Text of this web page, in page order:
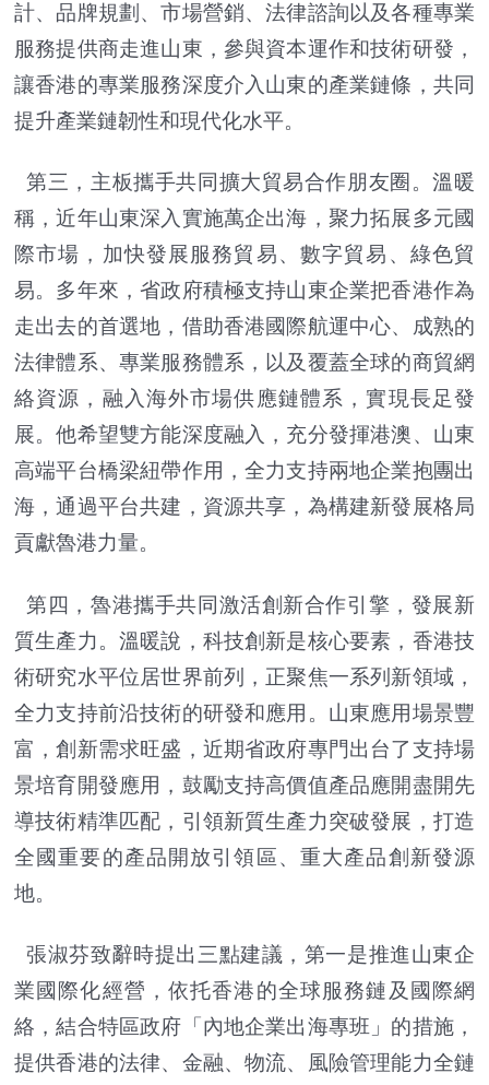
計、品牌規劃、市場營銷、法律諮詢以及各種專業
服務提供商走進山東，參與資本運作和技術研發，
讓香港的專業服務深度介入山東的產業鏈條，共同
提升產業鏈韌性和現代化水平。
第三，主板攜手共同擴大貿易合作朋友圈。溫暖
稱，近年山東深入實施萬企出海，聚力拓展多元國
際市場，加快發展服務貿易、數字貿易、綠色貿
易。多年來，省政府積極支持山東企業把香港作為
走出去的首選地，借助香港國際航運中心、成熟的
法律體系、專業服務體系，以及覆蓋全球的商貿網
絡資源，融入海外市場供應鏈體系，實現長足發
展。他希望雙方能深度融入，充分發揮港澳、山東
高端平台橋梁紐帶作用，全力支持兩地企業抱團出
海，通過平台共建，資源共享，為構建新發展格局
貢獻魯港力量。
第四，魯港攜手共同激活創新合作引擎，發展新
質生產力。溫暖說，科技創新是核心要素，香港技
術研究水平位居世界前列，正聚焦一系列新領域，
全力支持前沿技術的研發和應用。山東應用場景豐
富，創新需求旺盛，近期省政府專門出台了支持場
景培育開發應用，鼓勵支持高價值產品應開盡開先
導技術精準匹配，引領新質生產力突破發展，打造
全國重要的產品開放引領區、重大產品創新發源
地。
張淑芬致辭時提出三點建議，第一是推進山東企
業國際化經營，依托香港的全球服務鏈及國際網
絡，結合特區政府「內地企業出海專班」的措施，
提供香港的法律、金融、物流、風險管理能力全鏈